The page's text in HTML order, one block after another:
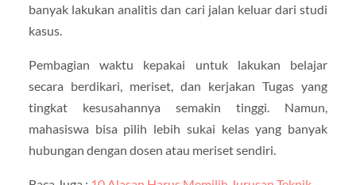
banyak lakukan analitis dan cari jalan keluar dari studi
kasus.
Pembagian waktu kepakai untuk lakukan belajar
secara berdikari, meriset, dan kerjakan Tugas yang
tingkat kesusahannya semakin tinggi. Namun,
mahasiswa bisa pilih lebih sukai kelas yang banyak
hubungan dengan dosen atau meriset sendiri.